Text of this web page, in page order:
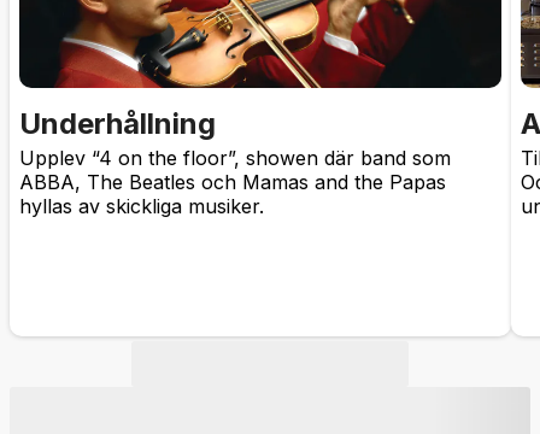
Underhållning
Upplev “4 on the floor”, showen där band som
ABBA, The Beatles och Mamas and the Papas
hyllas av skickliga musiker.